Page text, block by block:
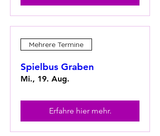
Mehrere Termine
Spielbus Graben
Mi., 19. Aug.
Erfahre hier mehr.